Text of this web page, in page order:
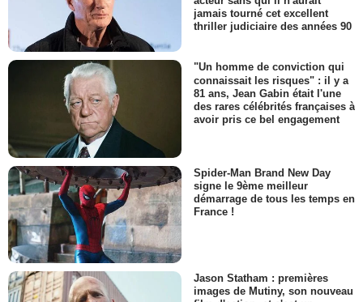
jamais tourné cet excellent
thriller judiciaire des années 90
"Un homme de conviction qui
connaissait les risques" : il y a
81 ans, Jean Gabin était l'une
des rares célébrités françaises à
avoir pris ce bel engagement
Spider-Man Brand New Day
signe le 9ème meilleur
démarrage de tous les temps en
France !
Jason Statham : premières
images de Mutiny, son nouveau